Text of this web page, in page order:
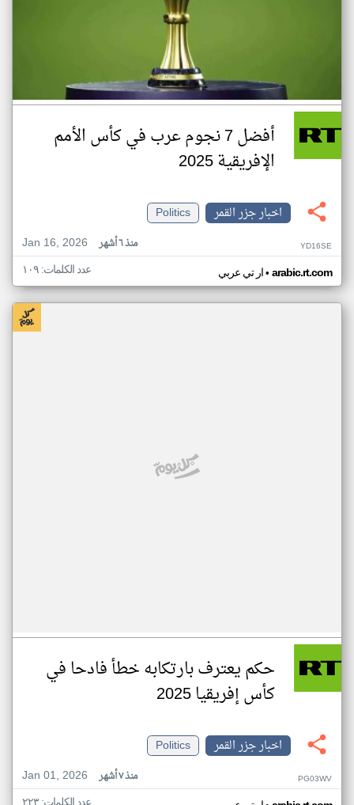
أفضل 7 نجوم عرب في كأس الأمم
الإفريقية 2025
اخبار جزر القمر
Politics
Jan 16, 2026
منذ ٦ أشهر YD16SE
ار تي عربي• arabic.rt.com عدد الكلمات: ١٠٩
حكم يعترف بارتكابه خطأ فادحا في
كأس إفريقيا 2025
اخبار جزر القمر
Politics
Jan 01, 2026
منذ ٧ أشهر PG03WV
عدد الكلمات: ٢٢٣